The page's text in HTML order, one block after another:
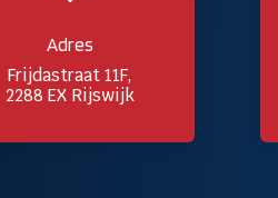
Adres
Frijdastraat 11F,
2288 EX Rijswijk